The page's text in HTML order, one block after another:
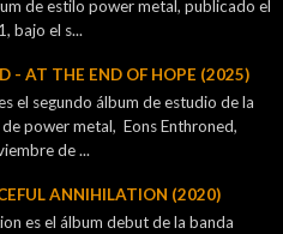
de estilo power metal, publicado el
bajo el s...
- AT THE END OF HOPE (2025)
el segundo álbum de estudio de la
power metal, Eons Enthroned,
de ...
ANNIHILATION (2020)
es el álbum debut de la banda